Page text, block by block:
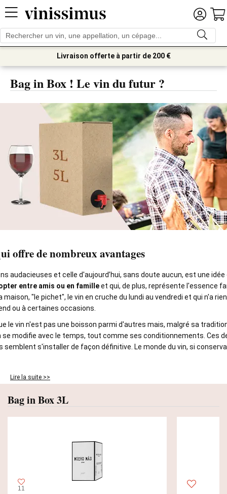
Livraison offerte à partir de 200 €
Bag in Box ! Le vin du futur ?
offre de nombreux avantages
audacieuses et celle d'aujourd’hui, sans doute aucun, est une
entre amis ou en familleet qui, de plus, représente l'essence
maison, "le pichet", le vin en cruche du lundi au vendredi et qui n'a
ou à certaines occasions.
le vin n'est pas une boisson parmi d'autres mais, malgré sa
se modifie avec le temps, tout comme ses conditionnements. Ces
semblent s'installer de façon définitive. Le monde du vin, si
Lire la suite >>
Bag in Box 3L
11